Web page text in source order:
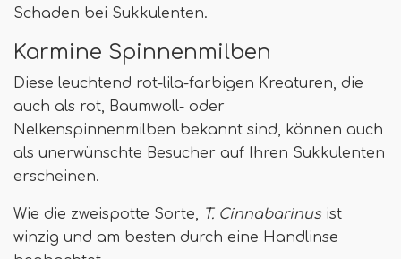
Schaden bei Sukkulenten.
Karmine Spinnenmilben
Diese leuchtend rot-lila-farbigen Kreaturen, die
auch als rot, Baumwoll- oder
Nelkenspinnenmilben bekannt sind, können auch
als unerwünschte Besucher auf Ihren Sukkulenten
erscheinen.
Wie die zweispotte Sorte, T. Cinnabarinusist
winzig und am besten durch eine Handlinse